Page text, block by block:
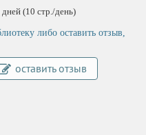
(10 стр./день)
либо оставить отзыв,
оставить отзыв